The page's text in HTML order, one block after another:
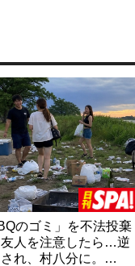
のゴミ」を不法投棄
人を注意したら…逆
れ、村八分に。…